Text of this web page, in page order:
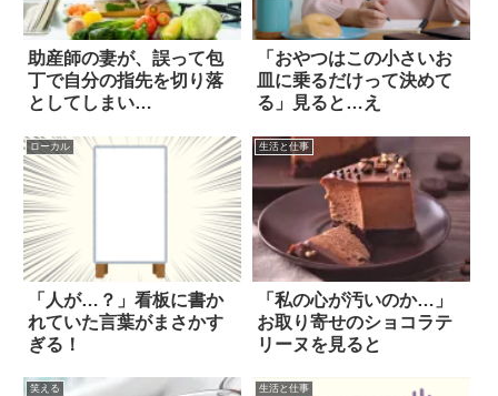
助産師の妻が、誤って包
丁で自分の指先を切り落
としてしまい…
「おやつはこの小さいお
皿に乗るだけって決めて
る」見ると…え
ローカル
「人が…？」看板に書か
れていた言葉がまさかす
ぎる！
生活と仕事
「私の心が汚いのか…」
お取り寄せのショコラテ
リーヌを見ると
笑える 生活と仕事